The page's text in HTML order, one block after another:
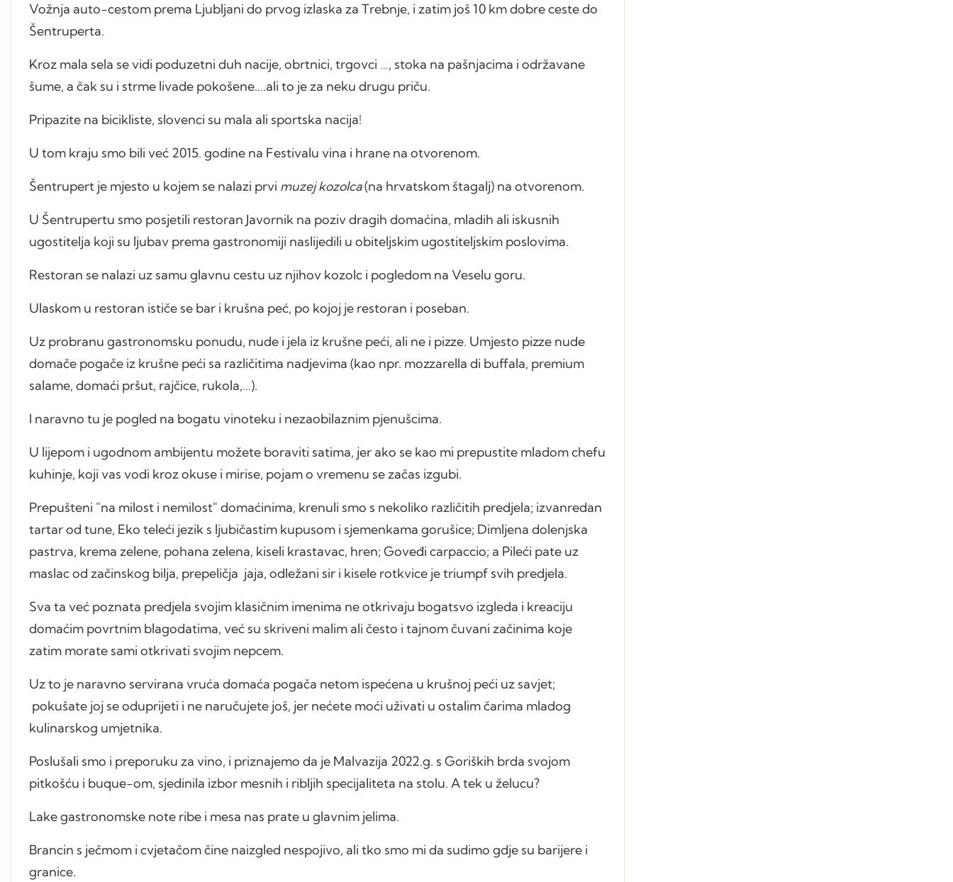
Vožnja auto-cestom prema Ljubljani do prvog izlaska za Trebnje, i zatim još 10 km dobre ceste do
Šentruperta.
Kroz mala sela se vidi poduzetni duh nacije, obrtnici, trgovci …, stoka na pašnjacima i održavane
šume, a čak su i strme livade pokošene....ali to je za neku drugu priču.
Pripazite na bicikliste, slovenci su mala ali sportska nacija!
U tom kraju smo bili već 2015. godine na Festivalu vina i hrane na otvorenom.
Šentrupert je mjesto u kojem se nalazi prvi muzej kozolca(na hrvatskom štagalj) na otvorenom.
U Šentrupertu smo posjetili restoran Javornik na poziv dragih domaćina, mladih ali iskusnih
ugostitelja koji su ljubav prema gastronomiji naslijedili u obiteljskim ugostiteljskim poslovima.
Restoran se nalazi uz samu glavnu cestu uz njihov kozolc i pogledom na Veselu goru.
Ulaskom u restoran ističe se bar i krušna peć, po kojoj je restoran i poseban.
Uz probranu gastronomsku ponudu, nude i jela iz krušne peći, ali ne i pizze. Umjesto pizze nude
domače pogače iz krušne peći sa različitima nadjevima (kao npr. mozzarella di buffala, premium
salame, domaći pršut, rajčice, rukola,…).
I naravno tu je pogled na bogatu vinoteku i nezaobilaznim pjenušcima.
U lijepom i ugodnom ambijentu možete boraviti satima, jer ako se kao mi prepustite mladom chefu
kuhinje, koji vas vodi kroz okuse i mirise, pojam o vremenu se začas izgubi.
Prepušteni "na milost i nemilost" domaćinima, krenuli smo s nekoliko različitih predjela; izvanredan
tartar od tune, Eko teleći jezik s ljubičastim kupusom i sjemenkama gorušice; Dimljena dolenjska
pastrva, krema zelene, pohana zelena, kiseli krastavac, hren; Goveđi carpaccio; a Pileći pate uz
maslac od začinskog bilja, prepeličja jaja, odležani sir i kisele rotkvice je triumpf svih predjela.
Sva ta već poznata predjela svojim klasičnim imenima ne otkrivaju bogatsvo izgleda i kreaciju
domaćim povrtnim blagodatima, već su skriveni malim ali često i tajnom čuvani začinima koje
zatim morate sami otkrivati svojim nepcem.
Uz to je naravno servirana vruća domaća pogača netom ispećena u krušnoj peći uz savjet;
pokušate joj se oduprijeti i ne naručujete još, jer nećete moći uživati u ostalim čarima mladog
kulinarskog umjetnika.
Poslušali smo i preporuku za vino, i priznajemo da je Malvazija 2022.g. s Goriških brda svojom
pitkošću i buque-om, sjedinila izbor mesnih i ribljih specijaliteta na stolu. A tek u želucu?
Lake gastronomske note ribe i mesa nas prate u glavnim jelima.
Brancin s ječmom i cvjetačom čine naizgled nespojivo, ali tko smo mi da sudimo gdje su barijere i
granice.